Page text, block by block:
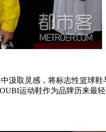
汲取灵感，将标志性篮球
运动鞋作为品牌历来最